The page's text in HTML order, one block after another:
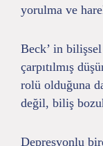
yorulma ve
Beck’ in
çarpıtılmış
rolü olduğuna
değil, biliş
Depresyonlu